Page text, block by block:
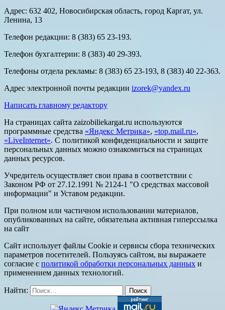
Адрес: 632 402, Новосибирская область, город Каргат, ул.
Ленина, 13
Телефон редакции: 8 (383) 65 23-193.
Телефон бухгалтерии: 8 (383) 40 29-393.
Телефоны отдела рекламы: 8 (383) 65 23-193, 8 (383) 40 22-363.
Адрес электронной почты редакции izorek@yandex.ru
Написать главному редактору
На страницах сайта zaizobiliekargat.ru используются
программные средства «Яндекс Метрика», «top.mail.ru»,
«LiveInternet». С политикой конфиденциальности и защите
персональных данных можно ознакомиться на страницах
данных ресурсов.
Учредитель осуществляет свои права в соответствии с
Законом РФ от 27.12.1991 № 2124-1 "О средствах массовой
информации" и Уставом редакции.
При полном или частичном использовании материалов,
опубликованных на сайте, обязательна активная гиперссылка
на сайт
Сайт использует файлы Cookie и сервисы сбора технических
параметров посетителей. Пользуясь сайтом, вы выражаете
согласие с политикой обработки персональных данных и
применением данных технологий.
Найти: